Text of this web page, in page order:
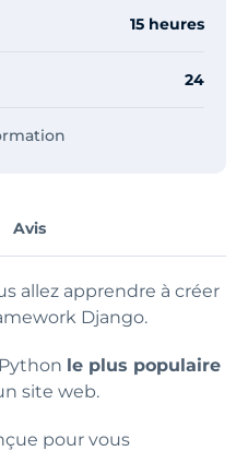
Avis
allez apprendre à créer
Django.
le plus populaire
site web.
pour vous
15 heures
24